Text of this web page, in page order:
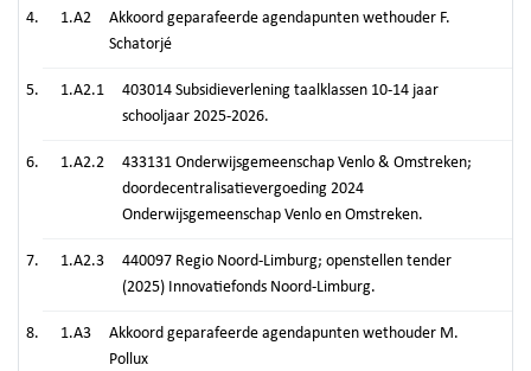
1.A2
Akkoord geparafeerde agendapunten wethouder F.
Schatorjé
1.A2.1
403014 Subsidieverlening taalklassen 10-14 jaar
schooljaar 2025-2026.
1.A2.2
433131 Onderwijsgemeenschap Venlo & Omstreken;
doordecentralisatievergoeding 2024
Onderwijsgemeenschap Venlo en Omstreken.
1.A2.3
440097 Regio Noord-Limburg; openstellen tender
(2025) Innovatiefonds Noord-Limburg.
1.A3
Akkoord geparafeerde agendapunten wethouder M.
Pollux